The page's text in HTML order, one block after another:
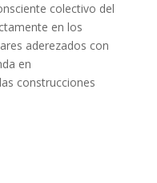
colectivo del
en los
aderezados con
en
construcciones